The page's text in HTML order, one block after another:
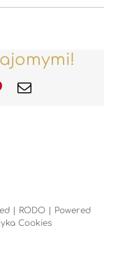
Pinterest
Email
| RODO | Powered
Cookies